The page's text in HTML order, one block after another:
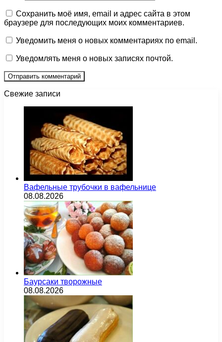
Сохранить моё имя, email и адрес сайта в этом
браузере для последующих моих комментариев.
Уведомить меня о новых комментариях по email.
Уведомлять меня о новых записях почтой.
Свежие записи
Вафельные трубочки в вафельнице
08.08.2026
Баурсаки творожные
08.08.2026